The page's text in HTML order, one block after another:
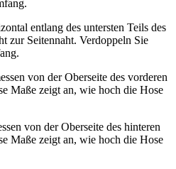
entlang des untersten Teils des
zur Seitennaht. Verdoppeln Sie
von der Oberseite des vorderen
Maße zeigt an, wie hoch die Hose
von der Oberseite des hinteren
Maße zeigt an, wie hoch die Hose